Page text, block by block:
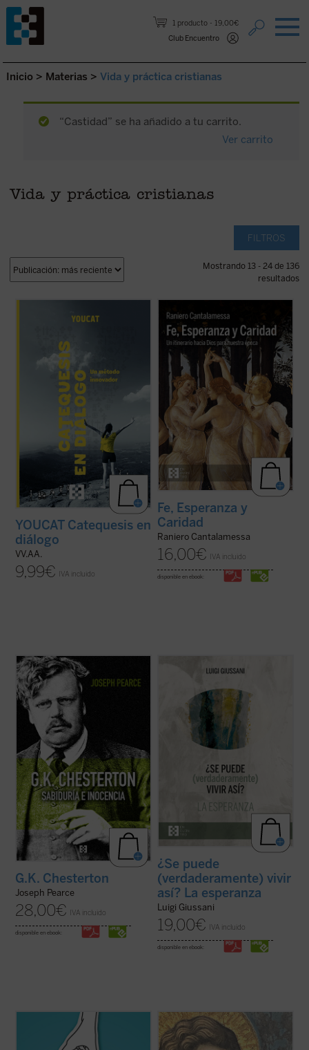
1 producto
19,00€
Club Encuentro
Saltar al contenido.
Inicio > Materias > Vida y práctica cristianas
“Castidad” se ha añadido a tu carrito.
Ver carrito
Vida y práctica cristianas
FILTROS
Mostrando 13 - 24 de 136
resultados
es el manual para todo el que
profunda en la gente joven. Una
introducción general a la catequesis
moderna, pero ...(ver ficha)
YOUCAT Catequesis en
diálogo
VV.AA.
9,99€ IVA incluido
a los lectores en un viaje hacia la
comprensión de las virtudes teologales: Fe,
Esperanza y Caridad, con la certeza de que
no hay ningún contenido de la fe, por
elevado que sea, que no pueda hacerse ...
(ver ficha)
Fe, Esperanza y
Caridad
Raniero Cantalamessa
16,00€ IVA incluido
disponible en ebook:
Edición 150 aniversario del nacimiento de
Chesterton.
«Pearce consigue que la vida de
Chesterton fluya con pulso de novela (...)
Leer
G.K. Chesterton. Sabiduría e inocencia
es altamente recomendable, salvo que uno
prefiera pasar ...(ver ficha)
G.K. Chesterton
Joseph Pearce
28,00€ IVA incluido
disponible en ebook:
Giussani, que la esperanza es una palabra
rica apertura a la realidad, el más rico
descubrimiento en la realidad, la mayor
exaltación de la realidad que el hombre ...
¿Se puede
(verdaderamente) vivir
así? La esperanza
Luigi Giussani
19,00€ IVA incluido
disponible en ebook:
Alrededor del género se ha abierto una
enorme brecha que separa a padres e
hijos, nietos y abuelos. No hay quien se
entienda y se escuche. En las familias es
Erik Varden muestra —en un texto
enriquecido con una amplia gama de
referencias a las escrituras, la literatura, la
música, la pintura y la escultura— que la